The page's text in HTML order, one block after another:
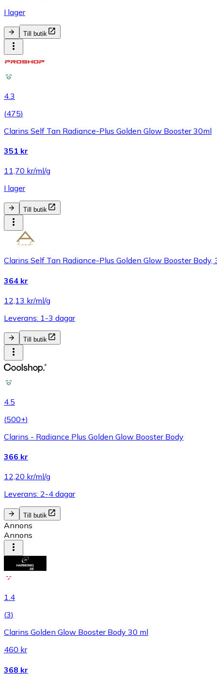
I lager
Till butik
4.3
(475)
Clarins Self Tan Radiance-Plus Golden Glow Booster 30ml
351 kr
11,70 kr/ml/g
I lager
Till butik
Clarins Self Tan Radiance-Plus Golden Glow Booster Body,
364 kr
12,13 kr/ml/g
Leverans: 1-3 dagar
Till butik
4.5
(500+)
Clarins - Radiance Plus Golden Glow Booster Body
366 kr
12,20 kr/ml/g
Leverans: 2-4 dagar
Till butik
Annons
Annons
1.4
(3)
Clarins Golden Glow Booster Body 30 ml
460 kr
368 kr